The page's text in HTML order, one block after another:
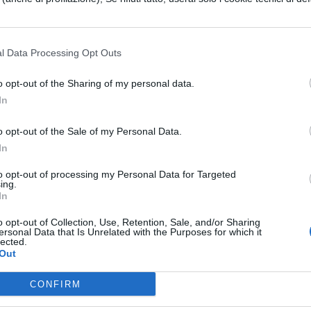
Data Processing Opt Outs
opt-out of the Sharing of my personal data.
opt-out of the Sale of my Personal Data.
opt-out of processing my Personal Data for Targeted
opt-out of Collection, Use, Retention, Sale, and/or Sharing
Data that Is Unrelated with the Purposes for which it
CONFIRM
l'ipotenusa
sapendo che
dei seni dei
perimetro di un
triangolo isoscele di
$36^\ci
il perimetro di
che l'area è di
e
4
MATEMATICA
rettangolo, sapendo